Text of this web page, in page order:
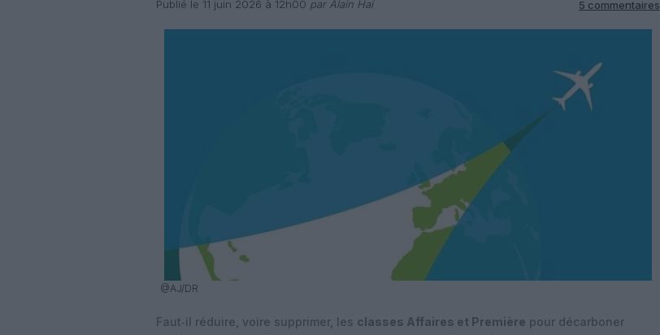
Publié le 11 juin 2026 à 12h00 par Alain Hai 5 commentaires
@AJ/DR
Faut‑il réduire, voire supprimer, les classes Affaires et Première pour décarboner